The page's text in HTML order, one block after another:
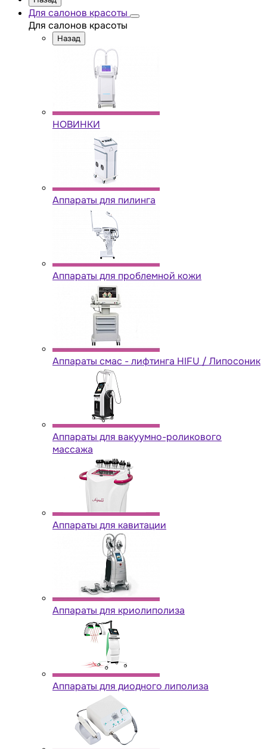
Для салонов красоты
Для салонов красоты
Назад
НОВИНКИ
Аппараты для пилинга
Аппараты для проблемной кожи
Аппараты cмас - лифтинга HIFU / Липосоник
Аппараты для вакуумно-роликового
массажа
Аппараты для кавитации
Аппараты для криолиполиза
Аппараты для диодного липолиза